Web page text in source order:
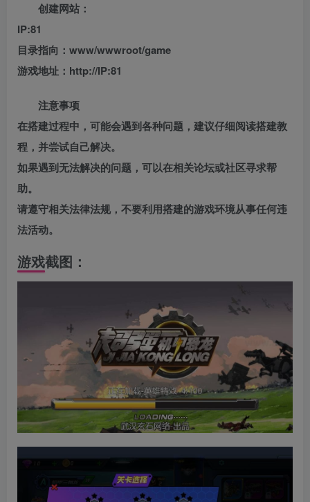
创建网站：
IP:81
目录指向：www/wwwroot/game
游戏地址：http://IP:81
注意事项
在搭建过程中，可能会遇到各种问题，建议仔细阅读搭建教
程，并尝试自己解决。
如果遇到无法解决的问题，可以在相关论坛或社区寻求帮
助。
请遵守相关法律法规，不要利用搭建的游戏环境从事任何违
法活动。
游戏截图：